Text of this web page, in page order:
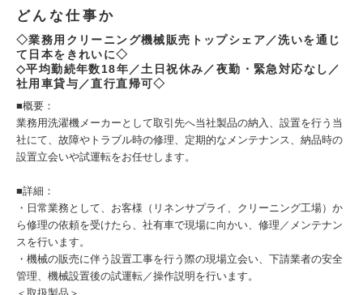
どんな仕事か
◇業務用クリーニング機械販売トップシェア／洗いを通じ
て日本をきれいに◇
◇平均勤続年数18年／土日祝休み／夜勤・緊急対応なし／
社用車貸与／直行直帰可◇
■概要：
業務用洗濯機メーカーとして取引先へ当社製品の納入、設置を行う当
社にて、故障やトラブル時の修理、定期的なメンテナンス、納品時の
設置立会いや試運転をお任せします。
■詳細：
・日常業務として、お客様（リネンサプライ、クリーニング工場）か
ら修理の依頼を受けたら、社有車で現場に向かい、修理／メンテナン
スを行います。
・機械の販売に伴う設置工事を行う際の現場立会い、下請業者の安全
管理、機械設置後の試運転／操作説明を行います。